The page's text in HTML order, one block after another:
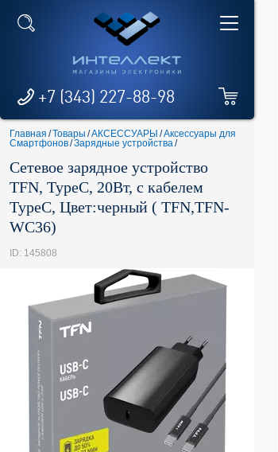
+7 (343) 227-88-98
Главная /Товары /АКСЕССУАРЫ /Аксессуары для
Смартфонов/Зарядные устройства/
Сетевое зарядное устройство
TFN, TypeC, 20Вт, с кабелем
TypeC, Цвет:черный ( TFN,TFN-
WC36)
ID: 145808